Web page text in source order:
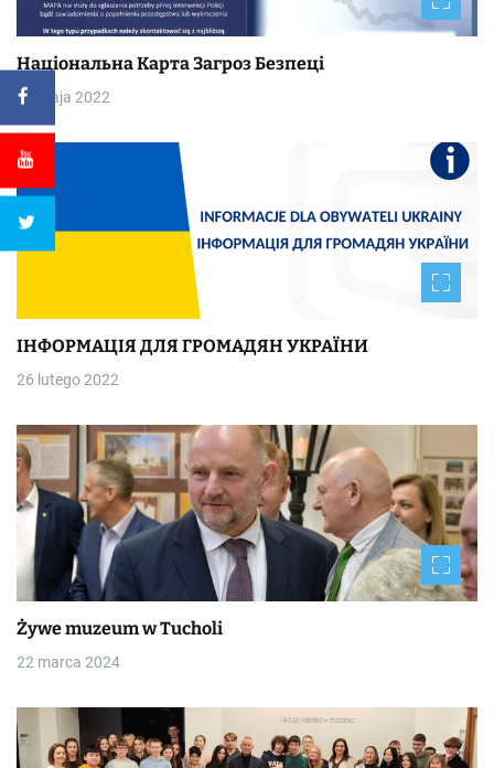
Національна Kapтa Загроз Безпеці
30 maja 2022
ІНФОРМАЦІЯ ДЛЯ ГРОМАДЯН УКРАЇНИ
26 lutego 2022
Żywe muzeum w Tucholi
22 marca 2024